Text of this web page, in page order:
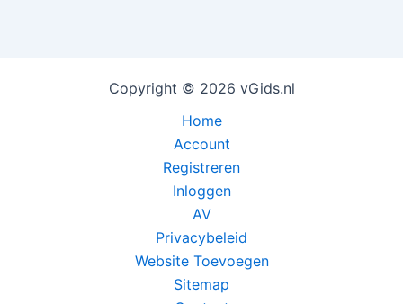
Copyright © 2026 vGids.nl
Home
Account
Registreren
Inloggen
AV
Privacybeleid
Website Toevoegen
Sitemap